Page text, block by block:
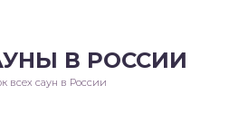
В РОССИИ
всех саун в России